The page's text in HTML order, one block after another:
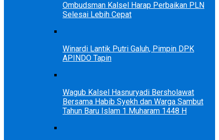
Ombudsman Kalsel Harap Perbaikan PLN
Selesai Lebih Cepat
Winardi Lantik Putri Galuh, Pimpin DPK
APINDO Tapin
Wagub Kalsel Hasnuryadi Bersholawat
Bersama Habib Syekh dan Warga Sambut
Tahun Baru Islam 1 Muharam 1448 H